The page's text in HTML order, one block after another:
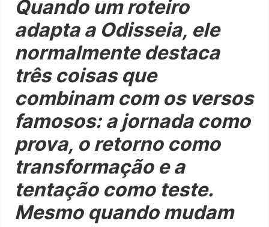
Quando um roteiro
adapta a Odisseia, ele
normalmente destaca
três coisas que
combinam com os versos
famosos: a jornada como
prova, o retorno como
transformação e a
tentação como teste.
Mesmo quando mudam